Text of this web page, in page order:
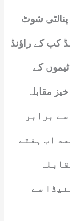
پنالٹی شوٹ
کپ کے راؤنڈ
ٹیموں کے
خیز مقابلہ
مقررہ اور اضافی وقت کے بعد 1-1 سے برابر
اب ہفتے
سے